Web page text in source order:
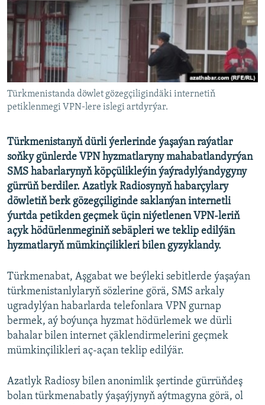
Türkmenistanda döwlet gözegçiligindäki internetiň
petiklenmegi VPN-lere islegi artdyrýar.
Türkmenistanyň dürli ýerlerinde ýaşaýan raýatlar
soňky günlerde VPN hyzmatlaryny mahabatlandyrýan
SMS habarlarynyň köpçülikleýin ýaýradylýandygyny
gürrüň berdiler. Azatlyk Radiosynyň habarçylary
döwletiň berk gözegçiliginde saklanýan internetli
ýurtda petikden geçmek üçin niýetlenen VPN-leriň
açyk hödürlenmeginiň sebäpleri we teklip edilýän
hyzmatlaryň mümkinçilikleri bilen gyzyklandy.
Türkmenabat, Aşgabat we beýleki sebitlerde ýaşaýan
türkmenistanlylaryň sözlerine görä, SMS arkaly
ugradylýan habarlarda telefonlara VPN gurnap
bermek, aý boýunça hyzmat hödürlemek we dürli
bahalar bilen internet çäklendirmelerini geçmek
mümkinçilikleri aç-açan teklip edilýär.
Azatlyk Radiosy bilen anonimlik şertinde gürrüňdeş
bolan türkmenabatly ýaşaýjynyň aýtmagyna görä, ol